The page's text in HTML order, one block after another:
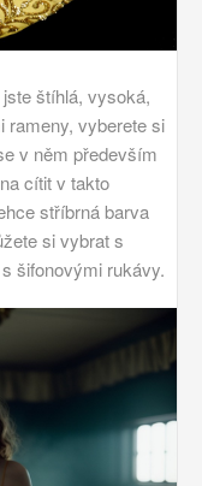
štíhlá, vysoká,
rameny, vyberete si
v něm především
cítit v takto
stříbrná barva
si vybrat s
šifonovými rukávy.